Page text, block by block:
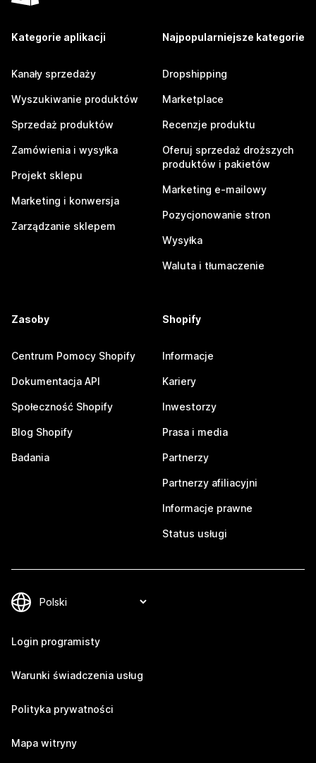
Kategorie aplikacji
Kanały sprzedaży
Wyszukiwanie produktów
Sprzedaż produktów
Zamówienia i wysyłka
Projekt sklepu
Marketing i konwersja
Zarządzanie sklepem
Najpopularniejsze kategorie
Dropshipping
Marketplace
Recenzje produktu
Oferuj sprzedaż droższych
produktów i pakietów
Marketing e-mailowy
Pozycjonowanie stron
Wysyłka
Waluta i tłumaczenie
Zasoby
Centrum Pomocy Shopify
Dokumentacja API
Społeczność Shopify
Blog Shopify
Badania
Shopify
Informacje
Kariery
Inwestorzy
Prasa i media
Partnerzy
Partnerzy afiliacyjni
Informacje prawne
Status usługi
Login programisty
Warunki świadczenia usług
Polityka prywatności
Mapa witryny